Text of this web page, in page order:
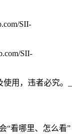
SII-
SII-
用，违者必究。_
“看哪里、怎么看”